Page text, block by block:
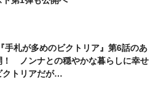
手札が多めのビクトリア』第6話のあ
！ ノンナとの穏やかな暮らしに幸せ
クトリアだが…